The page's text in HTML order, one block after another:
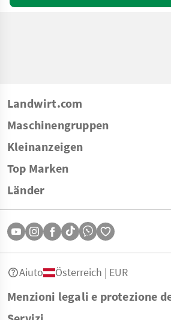
Landwirt.com
Maschinengruppen
Kleinanzeigen
Top Marken
Länder
Menzioni legali e protezione
Aiuto Österreich | EUR